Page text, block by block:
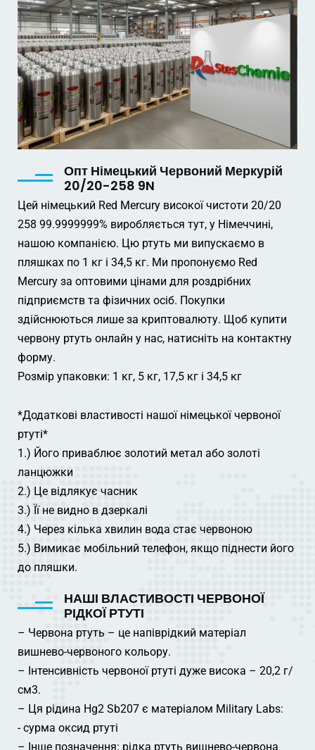
Опт Німецький Червоний Меркурій
20/20-258 9N
Цей німецький Red Mercury високої чистоти 20/20
258 99.9999999% виробляється тут, у Німеччині,
нашою компанією. Цю ртуть ми випускаємо в
пляшках по 1 кг і 34,5 кг. Ми пропонуємо Red
Mercury за оптовими цінами для роздрібних
підприємств та фізичних осіб. Покупки
здійснюються лише за криптовалюту. Щоб купити
червону ртуть онлайн у нас, натисніть на контактну
форму.
Розмір упаковки: 1 кг, 5 кг, 17,5 кг і 34,5 кг
*Додаткові властивості нашої німецької червоної
ртуті*
1.) Його приваблює золотий метал або золоті
ланцюжки
2.) Це відлякує часник
3.) Її не видно в дзеркалі
4.) Через кілька хвилин вода стає червоною
5.) Вимикає мобільний телефон, якщо піднести його
до пляшки.
НАШІ ВЛАСТИВОСТІ ЧЕРВОНОЇ
РІДКОЇ РТУТІ
– Червона ртуть – це напіврідкий матеріал
вишнево-червоного кольору.
– Інтенсивність червоної ртуті дуже висока – 20,2 г/
см3.
– Ця рідина Hg2 Sb207 є матеріалом Military Labs:
- сурма оксид ртуті
– Інше позначення: рідка ртуть вишнево-червона